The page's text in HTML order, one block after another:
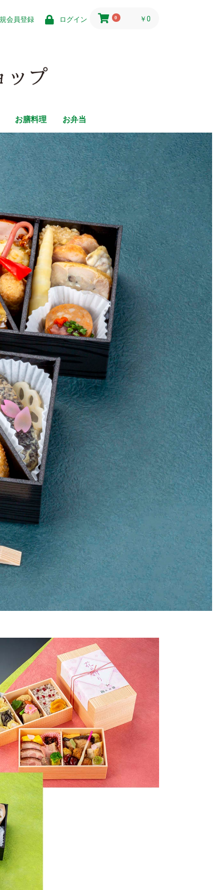
会員登録 ログイン 0 ￥0
お膳料理 お弁当